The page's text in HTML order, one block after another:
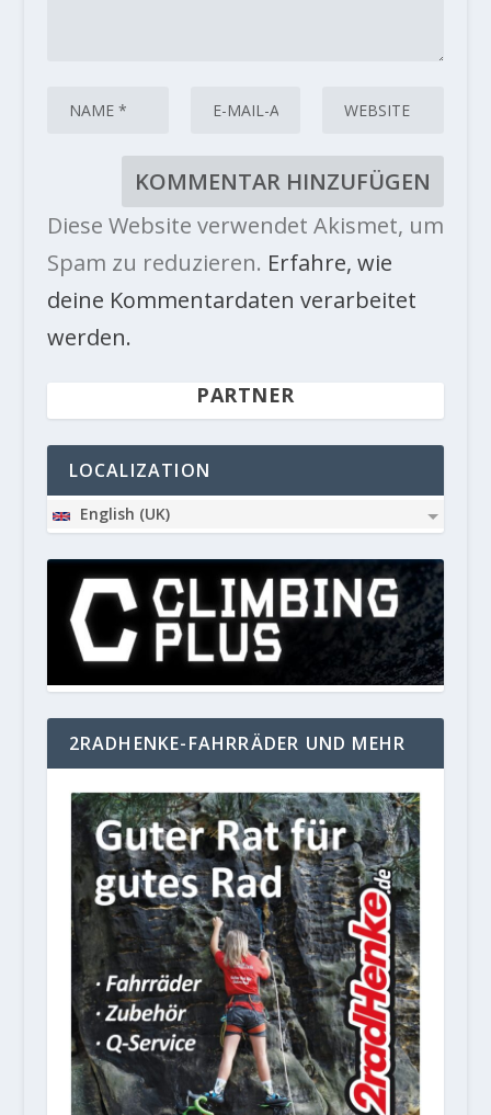
Diese Website verwendet Akismet, um
Spam zu reduzieren. Erfahre, wie
deine Kommentardaten verarbeitet
werden.
PARTNER
LOCALIZATION
English (UK)
2RADHENKE-FAHRRÄDER UND MEHR